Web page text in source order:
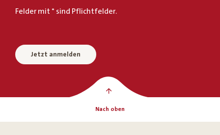
Felder mit * sind Pflichtfelder.
Jetzt anmelden
Nach oben